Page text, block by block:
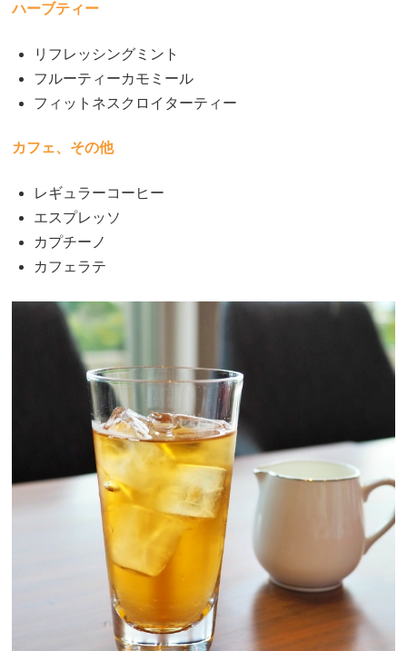
ハーブティー
リフレッシングミント
フルーティーカモミール
フィットネスクロイターティー
カフェ、その他
レギュラーコーヒー
エスプレッソ
カプチーノ
カフェラテ